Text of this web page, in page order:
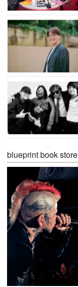
blueprint book store